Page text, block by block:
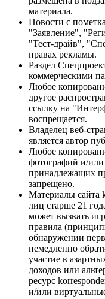
материала.
Новости с
"Заявление",
"Тест-драйв",
правах рекламы.
Раздел
коммерческими
Любое
другое
ссылку на
воспрещается.
Владелец веб-
является автор
Любое
фотографий и/или
принадлежащих
запрещено.
Материалы сайта
лиц старше 21
может вызвать
правила
обнаружении
немедленно
участие в
доходов или
ресурс
и/или